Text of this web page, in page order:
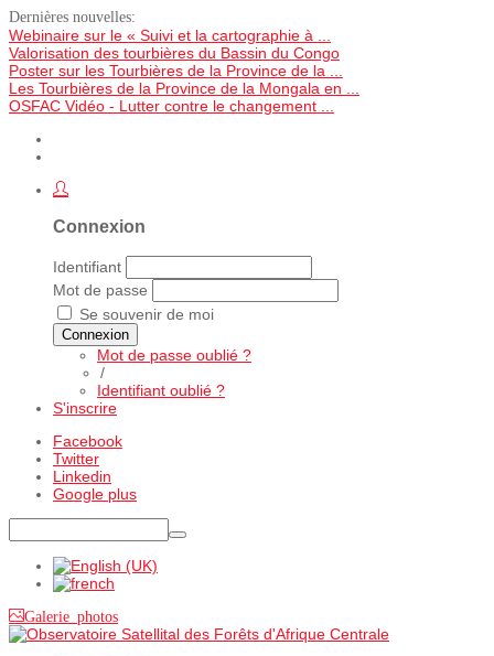
Dernières nouvelles:
Webinaire sur le « Suivi et la cartographie à ...
Valorisation des tourbières du Bassin du Congo
Poster sur les Tourbières de la Province de la ...
Les Tourbières de la Province de la Mongala en ...
OSFAC Vidéo - Lutter contre le changement ...
Connexion
Identifiant
Mot de passe
Se souvenir de moi
Connexion
Mot de passe oublié ?
/
Identifiant oublié ?
S'inscrire
Facebook
Twitter
Linkedin
Google plus
Galerie photos